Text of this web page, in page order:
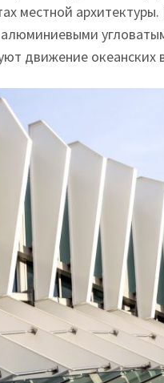
местной
движение океанских